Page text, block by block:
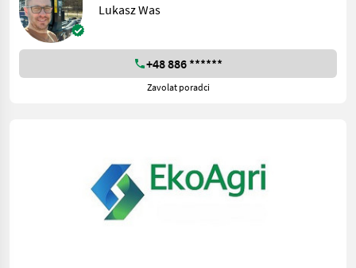
Lukasz Was
+48 886 ******
Zavolat poradci